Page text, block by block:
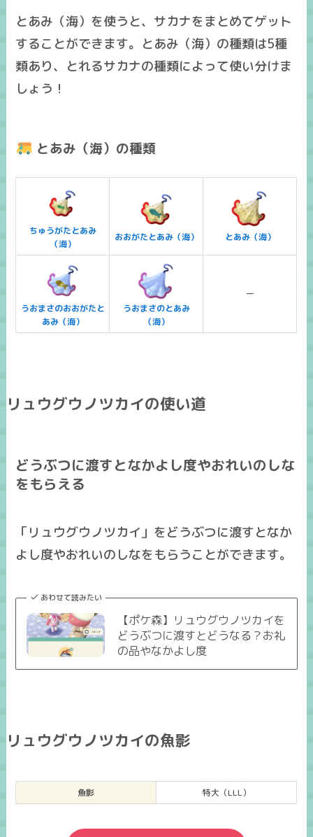
とあみ（海）を使うと、サカナをまとめてゲット
することができます。とあみ（海）の種類は5種
類あり、とれるサカナの種類によって使い分けま
しょう！
とあみ（海）の種類
ちゅうがたとあみ
（海）
おおがたとあみ（海） とあみ（海）
うおまさのおおがたと
あみ（海）
うおまさのとあみ
（海）
ー
リュウグウノツカイの使い道
どうぶつに渡すとなかよし度やおれいのしな
をもらえる
「リュウグウノツカイ」をどうぶつに渡すとなか
よし度やおれいのしなをもらうことができます。
あわせて読みたい
【ポケ森】リュウグウノツカイを
どうぶつに渡すとどうなる？お礼
の品やなかよし度
リュウグウノツカイの魚影
魚影 特大（LLL）